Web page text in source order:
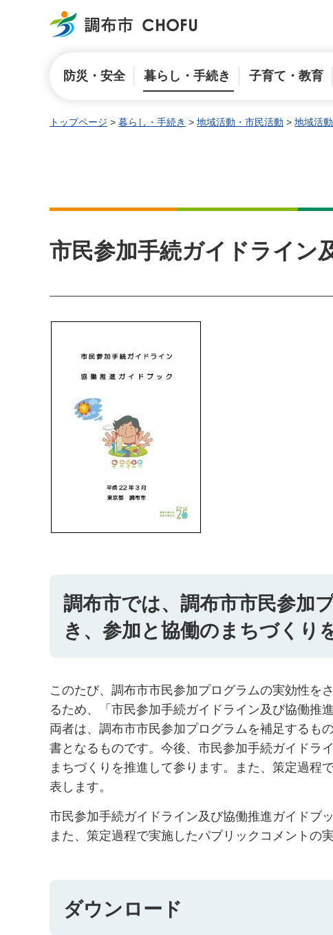
調布市
防災・安全 暮らし・手続き 子育て・教育
トップページ > 暮らし・手続き > 地域活動・市民活動 > 地域活
市民参加手続ガイドライン
調布市では、調布市市民参加
き、参加と協働のまちづくり
このたび、調布市市民参加プログラムの実効性を
るため、「市民参加手続ガイドライン及び協働推
両者は、調布市市民参加プログラムを補足するも
書となるものです。今後、市民参加手続ガイドラ
まちづくりを推進して参ります。また、策定過程
表します。
市民参加手続ガイドライン及び協働推進ガイドブ
また、策定過程で実施したパブリックコメントの
ダウンロード